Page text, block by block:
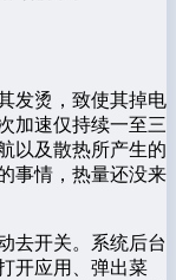
发烫，致使其掉电
加速仅持续一至三
以及散热所产生的
事情，热量还没来
去开关。系统后台
开应用、弹出菜